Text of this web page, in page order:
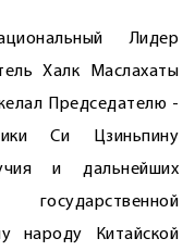
Лидер
Халк Маслахаты
Председателю
Си Цзиньпину
и дальнейших
народу Китайской